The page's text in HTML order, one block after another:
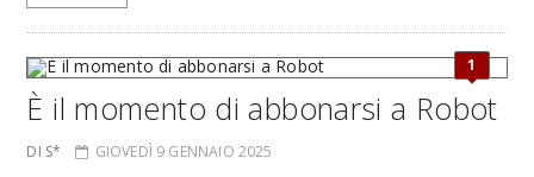
1
È il momento di abbonarsi a Robot
DI S* GIOVEDÌ 9 GENNAIO 2025